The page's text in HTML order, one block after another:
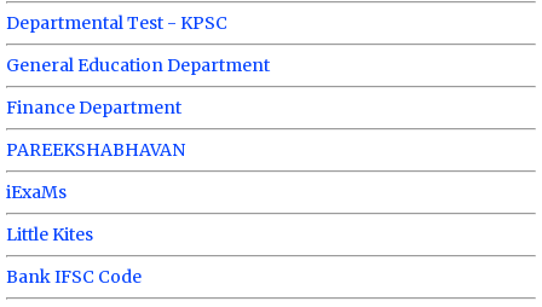
Departmental Test - KPSC
General Education Department
Finance Department
PAREEKSHABHAVAN
iExaMs
Little Kites
Bank IFSC Code